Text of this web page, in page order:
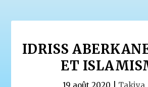
IDRISS
ET